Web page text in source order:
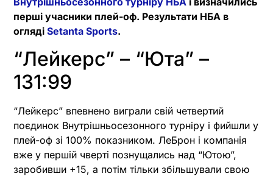
перші учасники плей-оф. Результати НБА в
огляді Setanta Sports.
“Лейкерс” – “Юта” –
131:99
“Лейкерс” впевнено виграли свій четвертий
поєдинок Внутрішньосезонного турніру і фийшли у
плей-оф зі 100% показником. ЛеБрон і компанія
вже у першій чверті познущались над “Ютою”,
заробивши +15, а потім тільки збільшували свою